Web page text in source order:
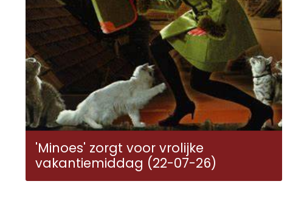
'Minoes' zorgt voor vrolijke
vakantiemiddag (22-07-26)